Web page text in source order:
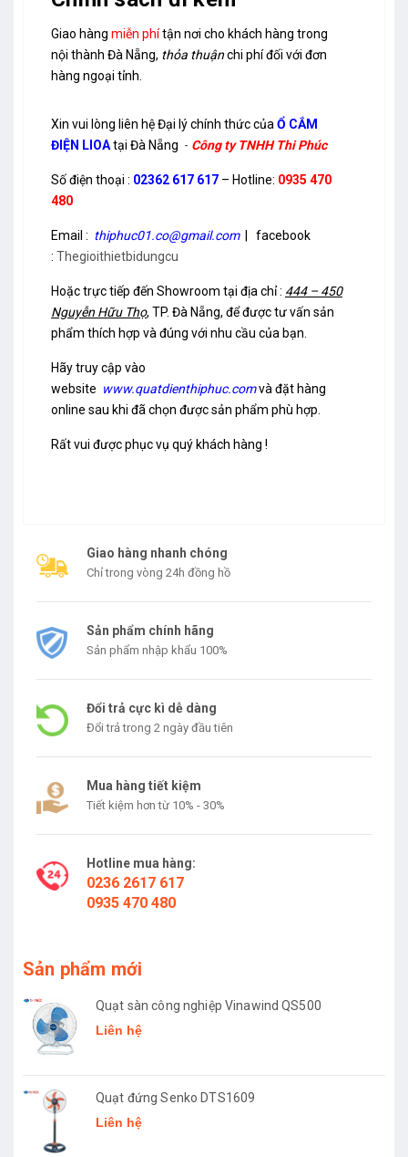
Giao hàng miễn phítận nơi cho khách hàng trong
nội thành Đà Nẵng, thỏa thuậnchi phí đối với đơn
hàng ngoại tỉnh.
Xin vui lòng liên hệ Đại lý chính thức của Ổ CẮM
ĐIỆN LIOAtại Đà Nẵng - Công ty TNHH Thi Phúc
Số điện thoại : 02362 617 617 – Hotline: 0935 470
480
Email : thiphuc01.co@gmail.com
| facebook
: Thegioithietbidungcu
Hoặc trực tiếp đến Showroom tại địa chỉ : 444 – 450
Nguyễn Hữu Thọ, TP. Đà Nẵng, để được tư vấn sản
phẩm thích hợp và đúng với nhu cầu của bạn.
Hãy truy cập vào
website www.quatdienthiphuc.comvà đặt hàng
online sau khi đã chọn được sản phẩm phù hợp.
Rất vui được phục vụ quý khách hàng !
Giao hàng nhanh chóng
Chỉ trong vòng 24h đồng hồ
Sản phẩm chính hãng
Sản phẩm nhập khẩu 100%
Đổi trả cực kì dễ dàng
Đổi trả trong 2 ngày đầu tiên
Mua hàng tiết kiệm
Tiết kiệm hơn từ 10% - 30%
Hotline mua hàng:
0236 2617 617
0935 470 480
Sản phẩm mới
Quạt sàn công nghiệp Vinawind QS500
Liên hệ
Quạt đứng Senko DTS1609
Liên hệ